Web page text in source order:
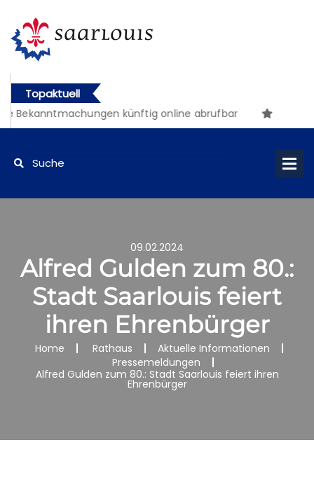
Topaktuell
künftig online abrufbar
09.02.2024
Alfred Gulden zum 80.:
Stadt Saarlouis feiert
ihren Ehrenbürger
Home Rathaus
Aktuelle Informationen
Pressemeldungen
Alfred Gulden zum 80.: Stadt Saarlouis feiert ihren
Ehrenbürger